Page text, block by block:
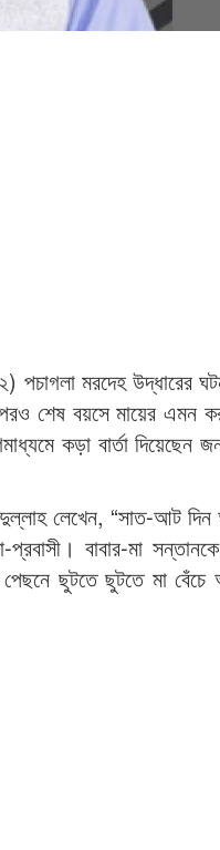
পচাগলা মরদেহ উদ্ধারের
পরও শেষ বয়সে মায়ের এমন
কড়া বার্তা দিয়েছেন
লেখেন, “সাত-আট
বাবার-মা
ছুটতে ছুটতে মা